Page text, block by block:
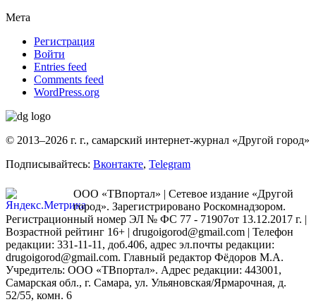
Мета
Регистрация
Войти
Entries feed
Comments feed
WordPress.org
© 2013–2026 г. г., самарский интернет-журнал «Другой город»
Подписывайтесь: Вконтакте, Telegram
ООО «ТВпортал» | Сетевое издание «Другой
город». Зарегистрировано Роскомнадзором.
Регистрационный номер ЭЛ № ФС 77 - 71907от 13.12.2017 г. |
Возрастной рейтинг 16+ | drugoigorod@gmail.com | Телефон
редакции: 331-11-11, доб.406, адрес эл.почты редакции:
drugoigorod@gmail.com. Главный редактор Фёдоров М.А.
Учредитель: ООО «ТВпортал». Адрес редакции: 443001,
Самарская обл., г. Самара, ул. Ульяновская/Ярмарочная, д.
52/55, комн. 6